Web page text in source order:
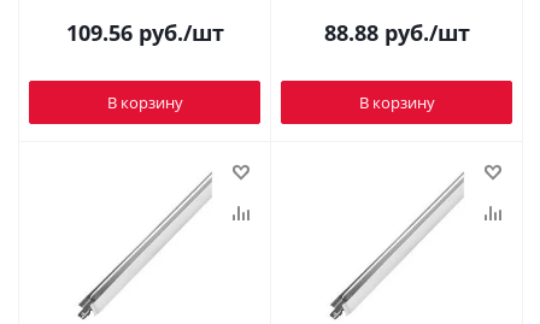
109.56руб./шт
В корзину
88.88руб./шт
В корзину